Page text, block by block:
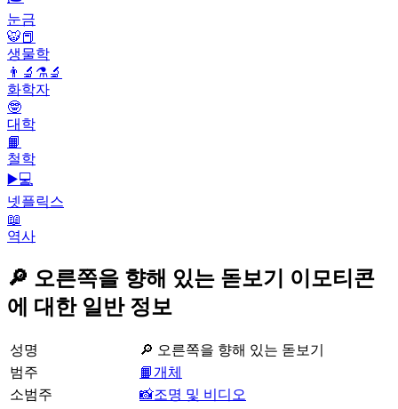
눈금
🐯📕
생물학
👨‍🔬⚗️🔬
화학자
🤓
대학
📙
철학
▶️💻
넷플릭스
📖
역사
🔎 오른쪽을 향해 있는 돋보기 이모티콘
에 대한 일반 정보
성명
🔎 오른쪽을 향해 있는 돋보기
범주
📙개체
소범주
📸조명 및 비디오